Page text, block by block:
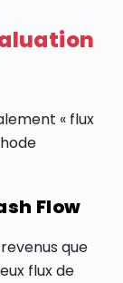
« flux
Flow
que
flux de